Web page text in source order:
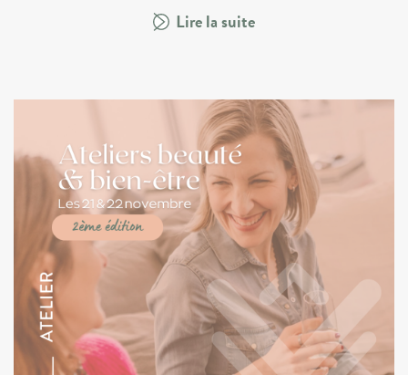
Lire la suite